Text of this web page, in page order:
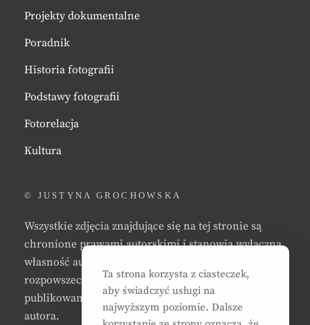
Projekty dokumentalne
Poradnik
Historia fotografii
Podstawy fotografii
Fotorelacja
Kultura
© JUSTYNA GROCHOWSKA
Wszystkie zdjęcia znajdujące się na tej stronie są
chronione prawami autorskimi i stanowią wyłączną
własność autora strony. Zabrania się kopiowania,
rozpowszechniania, reprodukowania,
publikowania, i/lub modyfikowania zdjęć bez zgody
autora.
Ta strona korzysta z ciasteczek,
aby świadczyć usługi na
najwyższym poziomie. Dalsze